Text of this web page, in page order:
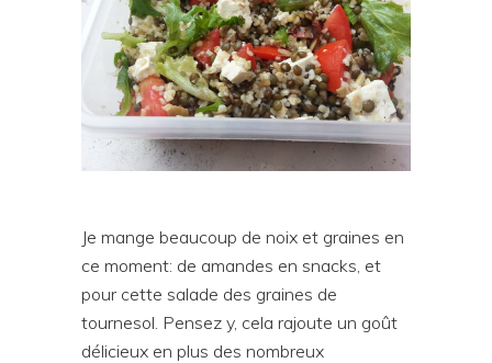
Je mange beaucoup de noix et graines en
ce moment: de amandes en snacks, et
pour cette salade des graines de
tournesol. Pensez y, cela rajoute un goût
délicieux en plus des nombreux